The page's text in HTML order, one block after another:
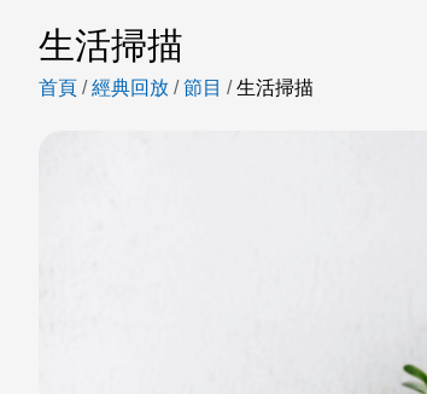
生活掃描
首頁 /經典回放 /節目 /生活掃描